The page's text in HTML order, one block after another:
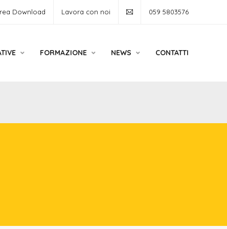
Download Lavora con noi 059 5803576
FORMAZIONE NEWS CONTATTI